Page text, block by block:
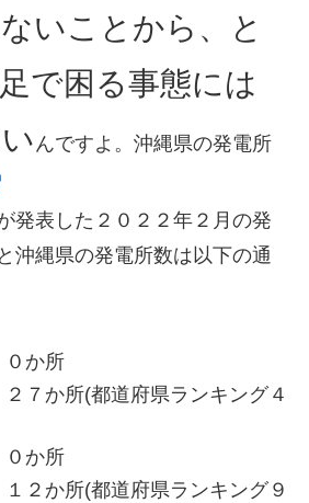
いことから、と
で困る事態には
んですよ。沖縄県の発電所
発表した２０２２年２月の発
沖縄県の発電所数は以下の通
か所
か所(都道府県ランキング４
か所
か所(都道府県ランキング９